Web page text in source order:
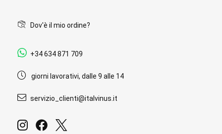
Dov'è il mio ordine?
+34 634 871 709
giorni lavorativi, dalle 9 alle 14
servizio_clienti@italvinus.it